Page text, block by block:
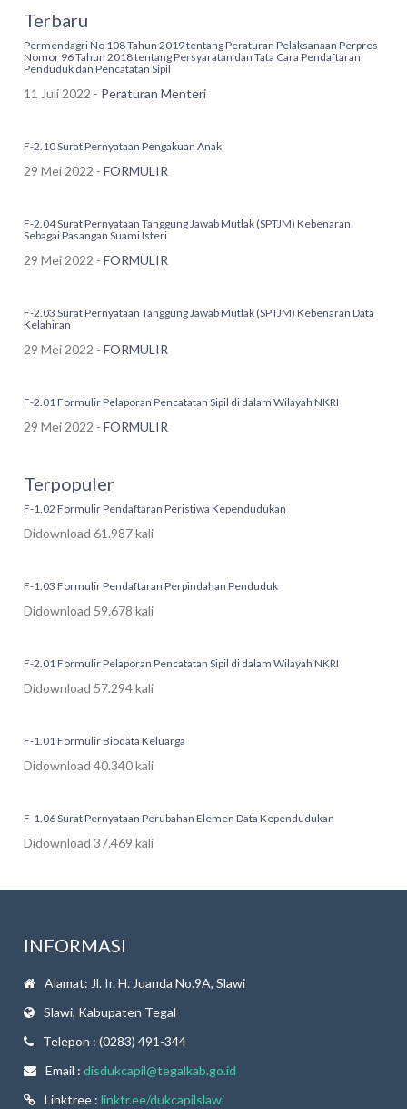
Terbaru
Permendagri No 108 Tahun 2019 tentang Peraturan Pelaksanaan Perpres
Nomor 96 Tahun 2018 tentang Persyaratan dan Tata Cara Pendaftaran
Penduduk dan Pencatatan Sipil
11 Juli 2022 - Peraturan Menteri
F-2.10 Surat Pernyataan Pengakuan Anak
29 Mei 2022 -FORMULIR
F-2.04 Surat Pernyataan Tanggung Jawab Mutlak (SPTJM) Kebenaran
Sebagai Pasangan Suami Isteri
29 Mei 2022 -FORMULIR
F-2.03 Surat Pernyataan Tanggung Jawab Mutlak (SPTJM) Kebenaran Data
Kelahiran
29 Mei 2022 -FORMULIR
F-2.01 Formulir Pelaporan Pencatatan Sipil di dalam Wilayah NKRI
29 Mei 2022 -FORMULIR
Terpopuler
F-1.02 Formulir Pendaftaran Peristiwa Kependudukan
Didownload 61.987 kali
F-1.03 Formulir Pendaftaran Perpindahan Penduduk
Didownload 59.678 kali
F-2.01 Formulir Pelaporan Pencatatan Sipil di dalam Wilayah NKRI
Didownload 57.294 kali
F-1.01 Formulir Biodata Keluarga
Didownload 40.340 kali
F-1.06 Surat Pernyataan Perubahan Elemen Data Kependudukan
Didownload 37.469 kali
INFORMASI
Alamat: Jl. Ir. H. Juanda No.9A, Slawi
Slawi, Kabupaten Tegal
Telepon : (0283) 491-344
Email :disdukcapil@tegalkab.go.id
Linktree :linktr.ee/dukcapilslawi